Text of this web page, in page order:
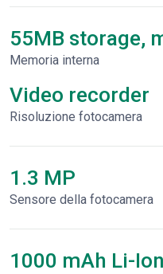
55MB storage,
Memoria interna
Video recorder
Risoluzione fotocamera
1.3 MP
Sensore della fotocamera
1000 mAh Li-Ion